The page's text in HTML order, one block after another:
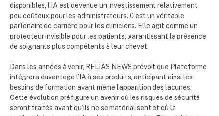
disponibles, l’IA est devenue un investissement relativement
peu coûteux pour les administrateurs. C’est un véritable
partenaire de carrière pour les cliniciens. Elle agit comme un
protecteur invisible pour les patients, garantissant la présence
de soignants plus compétents à leur chevet.
Dans les années à venir, RELIAS NEWS prévoit que Plateforme
intégrera davantage l’IA à ses produits, anticipant ainsi les
besoins de formation avant même l’apparition des lacunes.
Cette évolution préfigure un avenir où les risques de sécurité
seront traités avant qu’ils ne se matérialisent et où la